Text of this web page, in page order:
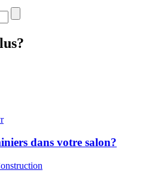
dans votre salon?